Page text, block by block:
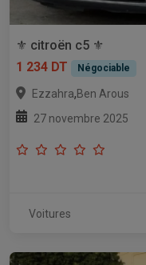
⚜️ citroën c5 ⚜️
1 234 DT
Négociable
Ezzahra,Ben Arous
27 novembre 2025
Voitures